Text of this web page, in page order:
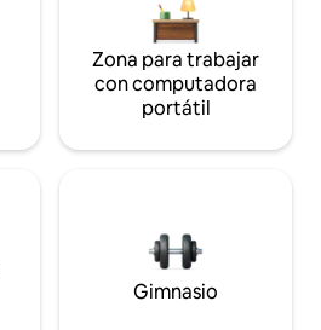
Zona para trabajar
con computadora
portátil
Gimnasio